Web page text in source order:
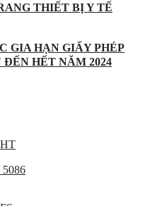
THIẾT BỊ Y TẾ
GIA HẠN GIẤY PHÉP
ĐẾN HẾT NĂM 2024